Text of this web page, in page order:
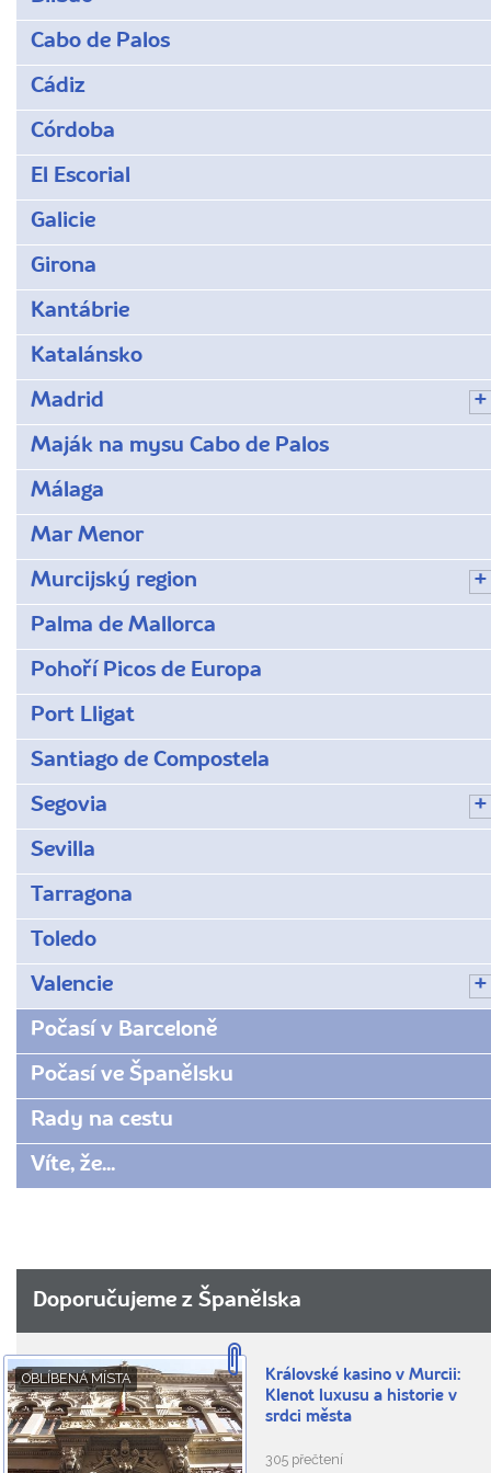
Cabo de Palos
Cádiz
Córdoba
El Escorial
Galicie
Girona
Kantábrie
Katalánsko
Madrid
Maják na mysu Cabo de Palos
Málaga
Mar Menor
Murcijský region
Palma de Mallorca
Pohoří Picos de Europa
Port Lligat
Santiago de Compostela
Segovia
Sevilla
Tarragona
Toledo
Valencie
Počasí v Barceloně
Počasí ve Španělsku
Rady na cestu
Víte, že...
Doporučujeme z Španělska
OBLÍBENÁ MÍSTA
Královské kasino v Murcii:
Klenot luxusu a historie v
srdci města
305 přečtení